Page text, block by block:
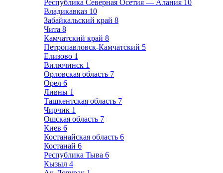
Республика Северная Осетия — Алания 10
Владикавказ 10
Забайкальский край 8
Чита 8
Камчатский край 8
Петропавловск-Камчатский 5
Елизово 1
Вилючинск 1
Орловская область 7
Орел 6
Ливны 1
Ташкентская область 7
Чирчик 1
Ошская область 7
Киев 6
Костанайская область 6
Костанай 6
Республика Тыва 6
Кызыл 4